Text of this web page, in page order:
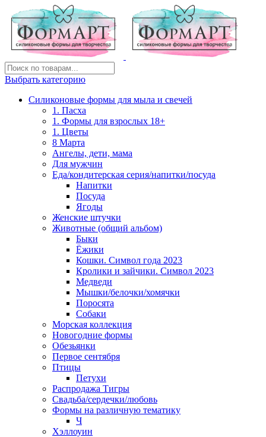
Выбрать категорию
Силиконовые формы для мыла и свечей
1. Пасха
1. Формы для взрослых 18+
1. Цветы
8 Марта
Ангелы, дети, мама
Для мужчин
Еда/кондитерская серия/напитки/посуда
Напитки
Посуда
Ягоды
Женские штучки
Животные (общий альбом)
Быки
Ёжики
Кошки. Символ года 2023
Кролики и зайчики. Символ 2023
Медведи
Мышки/белочки/хомячки
Поросята
Собаки
Морская коллекция
Новогодние формы
Обезьянки
Первое сентября
Птицы
Петухи
Распродажа Тигры
Свадьба/сердечки/любовь
Формы на различную тематику
Ч
Хэллоуин